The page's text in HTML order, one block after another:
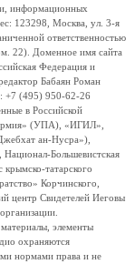
информационных
123298, Москва, ул. 3-я
ответственностью
22). Доменное имя сайта
Федерация и
Бабаян Роман
+7 (495) 950-62-26
в Российской
армия» (УПА), «ИГИЛ»,
ан-Нусра»),
Большевистская
татарского
Корчинского,
центр Свидетелей Иеговы
элементы
охраняются
нормами права и не